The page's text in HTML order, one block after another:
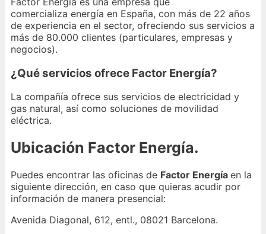
comercializa energía en España, con más de 22 años
de experiencia en el sector, ofreciendo sus servicios a
más de 80.000 clientes (particulares, empresas y
negocios).
¿Qué servicios ofrece Factor Energía?
La compañía ofrece sus servicios de electricidad y
gas natural, así como soluciones de movilidad
eléctrica.
Ubicación Factor Energía.
Puedes encontrar las oficinas de Factor Energía en la
siguiente dirección, en caso que quieras acudir por
información de manera presencial:
Avenida Diagonal, 612, entl., 08021 Barcelona.